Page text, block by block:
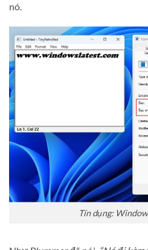
nó.
Tín dụng: